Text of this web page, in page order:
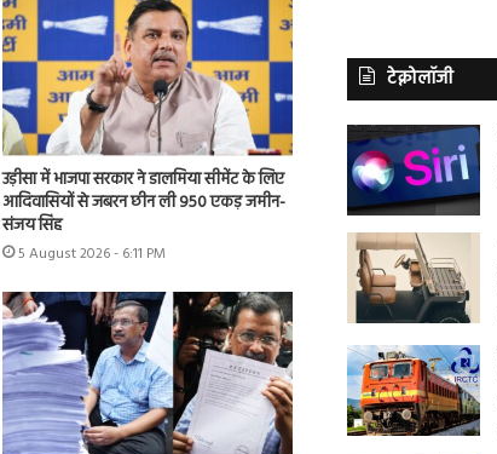
उड़ीसा में भाजपा सरकार ने डालमिया सीमेंट के लिए
आदिवासियों से जबरन छीन ली 950 एकड़ जमीन-
संजय सिंह
5 August 2026 - 6:11 PM
टेक्नोलॉजी